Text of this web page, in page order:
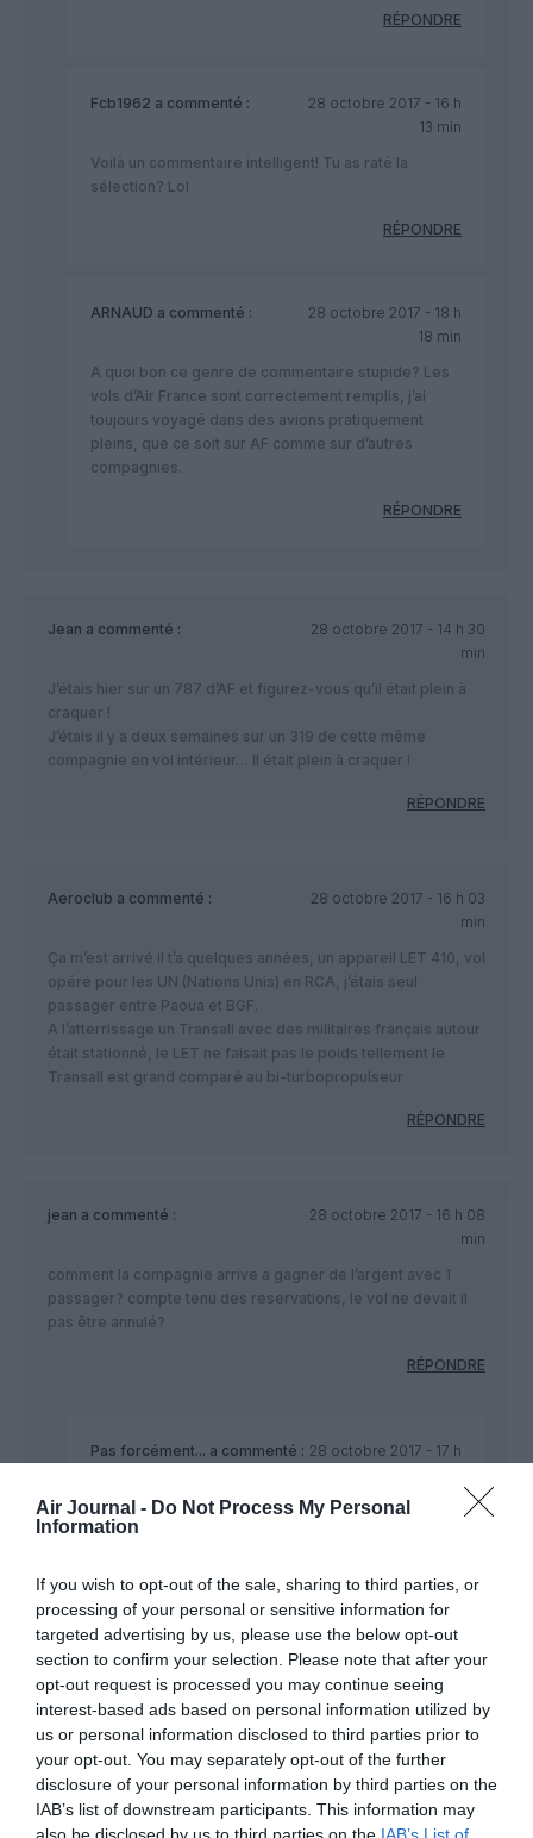
Air Journal - Do Not Process My Personal
Information
If you wish to opt-out of the sale, sharing to third parties, or
processing of your personal or sensitive information for
targeted advertising by us, please use the below opt-out
section to confirm your selection. Please note that after your
opt-out request is processed you may continue seeing
interest-based ads based on personal information utilized by
us or personal information disclosed to third parties prior to
your opt-out. You may separately opt-out of the further
disclosure of your personal information by third parties on the
IAB’s list of downstream participants. This information may
RÉPONDRE
Fcb1962 a commenté :
28 octobre 2017 - 16 h
13 min
Voilà un commentaire intelligent! Tu as raté la
sélection? Lol
RÉPONDRE
ARNAUD a commenté :
28 octobre 2017 - 18 h
18 min
A quoi bon ce genre de commentaire stupide? Les
vols d’Air France sont correctement remplis, j’ai
toujours voyagé dans des avions pratiquement
pleins, que ce soit sur AF comme sur d’autres
compagnies.
RÉPONDRE
Jean a commenté :
28 octobre 2017 - 14 h 30
min
J’étais hier sur un 787 d’AF et figurez-vous qu’il était plein à
craquer !
J’étais il y a deux semaines sur un 319 de cette même
compagnie en vol intérieur… Il était plein à craquer !
RÉPONDRE
Aeroclub a commenté :
28 octobre 2017 - 16 h 03
min
Ça m’est arrivé il t’a quelques années, un appareil LET 410, vol
opéré pour les UN (Nations Unis) en RCA, j’étais seul
passager entre Paoua et BGF.
A l’atterrissage un Transall avec des militaires français autour
était stationné, le LET ne faisait pas le poids tellement le
Transall est grand comparé au bi-turbopropulseur
RÉPONDRE
jean a commenté :
28 octobre 2017 - 16 h 08
min
comment la compagnie arrive a gagner de l’argent avec 1
passager? compte tenu des reservations, le vol ne devait il
pas être annulé?
RÉPONDRE
Pas forcément... a commenté : 28 octobre 2017 - 17 h
Et si le vol retour est complet???
En fait , surtout sur les compagnies/lignes à vocation
vol de début de saison qui est quasi vide dans le
sens retour, et idem a l’inverse pour le dernier vol
en fin de saison qui est quasi vide à l’aller….
RÉPONDRE
Mathieu82 a commenté :
28 octobre 2017 - 18 h
39 min
Il faut bien rapatrier l’aéronef…